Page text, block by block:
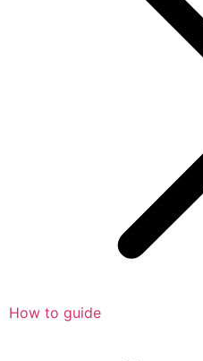
How to guide